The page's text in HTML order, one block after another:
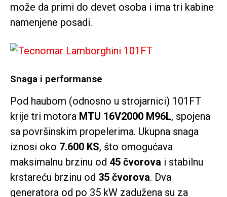
može da primi do devet osoba i ima tri kabine
namenjene posadi.
Snaga i performanse
Pod haubom (odnosno u strojarnici) 101FT
krije tri motora MTU 16V2000 M96L, spojena
sa površinskim propelerima. Ukupna snaga
iznosi oko 7.600 KS, što omogućava
maksimalnu brzinu od 45 čvorova i stabilnu
krstareću brzinu od 35 čvorova. Dva
generatora od po 35 kW zadužena su za